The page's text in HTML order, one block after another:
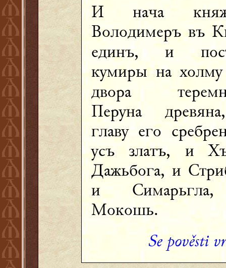
И нача
Володимеръ въ
единъ, и
кумиры на
двора
Перуна
главу его
усъ златъ, и
Дажьбога, и
и
Мокошь.
Se pověsti